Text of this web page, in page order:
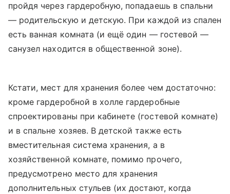
пройдя через гардеробную, попадаешь в спальни
— родительскую и детскую. При каждой из спален
есть ванная комната (и ещё один — гостевой —
санузел находится в общественной зоне).
Кстати, мест для хранения более чем достаточно:
кроме гардеробной в холле гардеробные
спроектированы при кабинете (гостевой комнате)
и в спальне хозяев. В детской также есть
вместительная система хранения, а в
хозяйственной комнате, помимо прочего,
предусмотрено место для хранения
дополнительных стульев (их достают, когда